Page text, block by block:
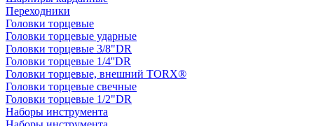
Переходники
Головки торцевые
Головки торцевые ударные
Головки торцевые 3/8"DR
Головки торцевые 1/4''DR
Головки торцевые, внешний TORX®
Головки торцевые свечные
Головки торцевые 1/2"DR
Наборы инструмента